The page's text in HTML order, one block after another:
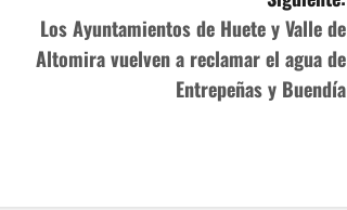
Los Ayuntamientos de Huete y Valle de
Altomira vuelven a reclamar el agua de
Entrepeñas y Buendía